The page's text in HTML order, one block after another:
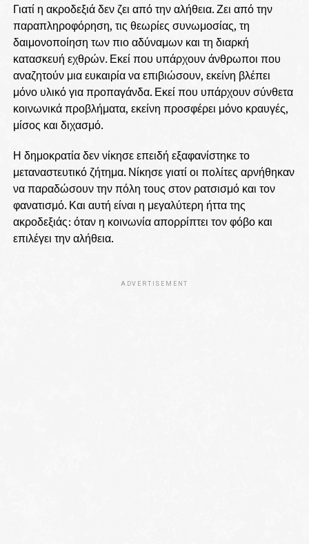
Γιατί η ακροδεξιά δεν ζει από την αλήθεια. Ζει από την
παραπληροφόρηση, τις θεωρίες συνωμοσίας, τη
δαιμονοποίηση των πιο αδύναμων και τη διαρκή
κατασκευή εχθρών. Εκεί που υπάρχουν άνθρωποι που
αναζητούν μια ευκαιρία να επιβιώσουν, εκείνη βλέπει
μόνο υλικό για προπαγάνδα. Εκεί που υπάρχουν σύνθετα
κοινωνικά προβλήματα, εκείνη προσφέρει μόνο κραυγές,
μίσος και διχασμό.
Η δημοκρατία δεν νίκησε επειδή εξαφανίστηκε το
μεταναστευτικό ζήτημα. Νίκησε γιατί οι πολίτες αρνήθηκαν
να παραδώσουν την πόλη τους στον ρατσισμό και τον
φανατισμό. Και αυτή είναι η μεγαλύτερη ήττα της
ακροδεξιάς: όταν η κοινωνία απορρίπτει τον φόβο και
επιλέγει την αλήθεια.
ADVERTISEMENT